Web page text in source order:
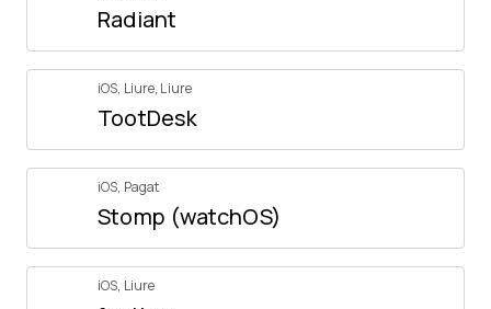
Radiant
iOS, Liure, Liure
TootDesk
iOS, Pagat
Stomp (watchOS)
iOS, Liure